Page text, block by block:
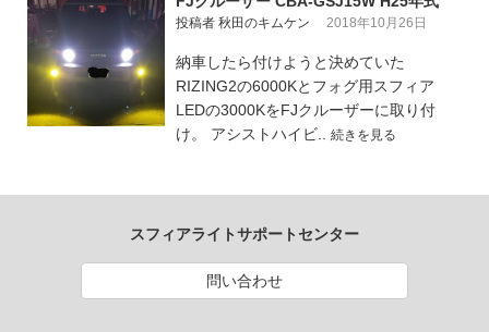
投稿者 秋田のキムケン 2018年10月26日
納車したら付けようと決めていた
RIZING2の6000Kとフォグ用スフィア
LEDの3000KをFJクルーザーに取り付
け。 アシストハイビ.. 続きを見る
スフィアライトサポートセンター
問い合わせ